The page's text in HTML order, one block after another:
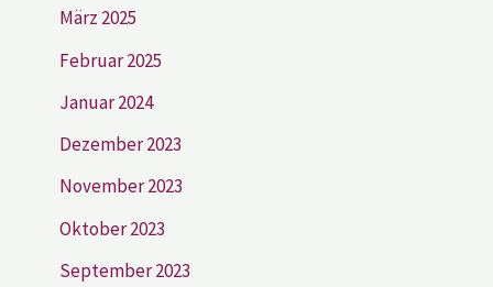
März 2025
Februar 2025
Januar 2024
Dezember 2023
November 2023
Oktober 2023
September 2023